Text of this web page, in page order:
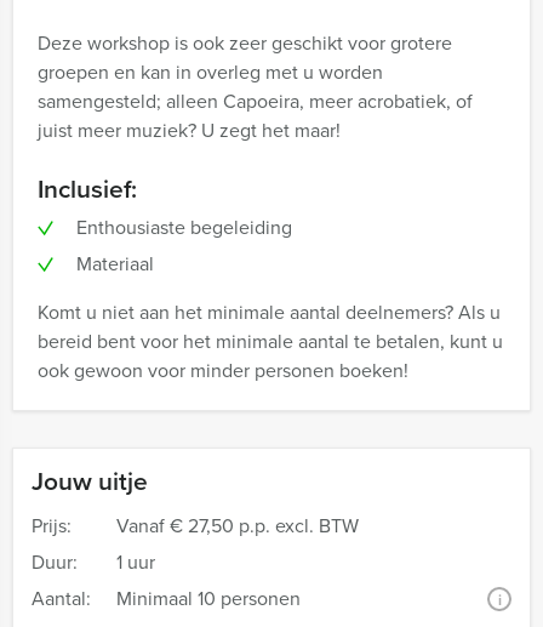
Jouw uitje
Prijs: Vanaf€ 27,50 p.p. excl. BTW
Duur:
1 uur
Aantal:
Minimaal 10 personen i
Deze workshop is ook zeer geschikt voor grotere
groepen en kan in overleg met u worden
samengesteld; alleen Capoeira, meer acrobatiek, of
juist meer muziek? U zegt het maar!
Inclusief:
Enthousiaste begeleiding
Materiaal
Komt u niet aan het minimale aantal deelnemers? Als u
bereid bent voor het minimale aantal te betalen, kunt u
ook gewoon voor minder personen boeken!